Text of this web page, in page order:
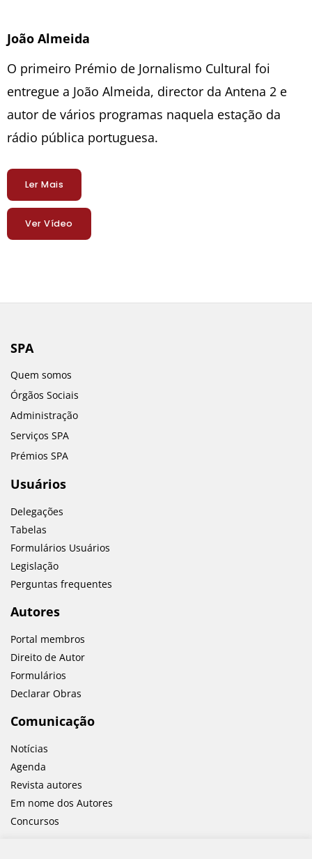
João Almeida
O primeiro Prémio de Jornalismo Cultural foi
entregue a João Almeida, director da Antena 2 e
autor de vários programas naquela estação da
rádio pública portuguesa.
Ler Mais
Ver Vídeo
SPA
Quem somos
Órgãos Sociais
Administração
Serviços SPA
Prémios SPA
Usuários
Delegações
Tabelas
Formulários Usuários
Legislação
Perguntas frequentes
Autores
Portal membros
Direito de Autor
Formulários
Declarar Obras
Comunicação
Notícias
Agenda
Revista autores
Em nome dos Autores
Concursos